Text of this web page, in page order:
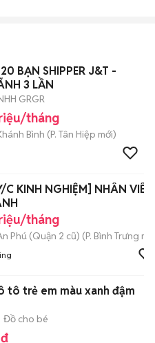
BẠN SHIPPER J&T -
3 LẦN
GRGR
tháng
Bình (P. Tân Hiệp mới)
C KINH NGHIỆM] NHÂN VIÊN
tháng
Phú (Quận 2 cũ) (P. Bình Trưng
tô trẻ em màu xanh đậm
Đồ cho bé